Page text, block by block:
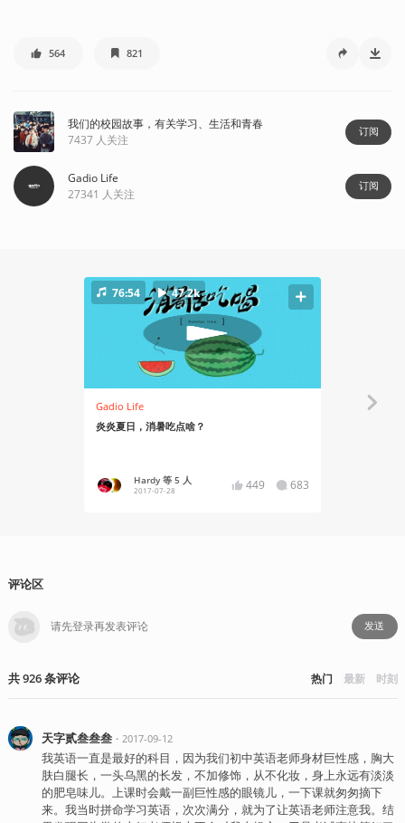
564 821
我们的校园故事，有关学习、生活和青春
7437 人关注
订阅
Gadio Life
27341 人关注
订阅
76:54 47.2k
Gadio Life
炎炎夏日，消暑吃点啥？
Hardy 等 5 人
2017-07-28 449 683
Gadio Life
评论区
发送
共926条评论 热门 最新 时刻
天字贰叁叁叁・ 2017-09-12
我英语一直是最好的科目，因为我们初中英语老师身材巨性感，胸大
肤白腿长，一头乌黑的长发，不加修饰，从不化妆，身上永远有淡淡
的肥皂味儿。上课时会戴一副巨性感的眼镜儿，一下课就匆匆摘下
来。我当时拼命学习英语，次次满分，就为了让英语老师注意我。结